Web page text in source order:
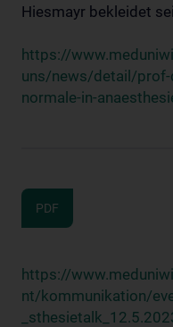
Hiesmayr bekleidet
https://
uns/news/detail/prof-
normale-in-
PDF
https://
nt/kommunikation/